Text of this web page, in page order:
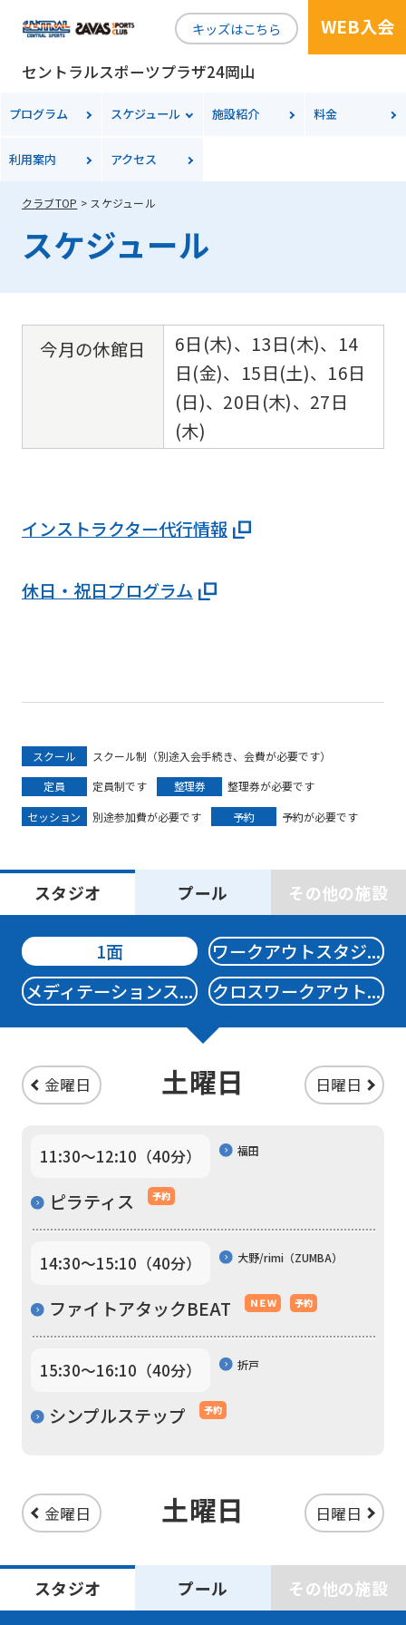
キッズはこちら
セントラルスポーツプラザ24岡山
WEB入会
プログラム スケジュール 施設紹介 料金
利用案内 アクセス
クラブTOP スケジュール
スケジュール
今月の休館日
6日(木)、13日(木)、14
日(金)、15日(土)、16日
(日)、20日(木)、27日
(木)
インストラクター代行情報
休日・祝日プログラム
スクール
スクール制（別途入会手続き、会費が必要です）
定員
定員制です 整理券
整理券が必要です
セッション
別途参加費が必要です 予約 予約が必要です
スタジオ プール その他の施設
1面
ワークアウトスタジ...
メディテーションス...
クロスワークアウト...
金曜日 土曜日 日曜日
11:30〜12:10（40分） 福田
ピラティス 予約
14:30〜15:10（40分） 大野/rimi（ZUMBA）
ファイトアタックBEAT ＮＥＷ 予約
15:30〜16:10（40分） 折戸
シンプルステップ 予約
金曜日 土曜日 日曜日
スタジオ プール その他の施設